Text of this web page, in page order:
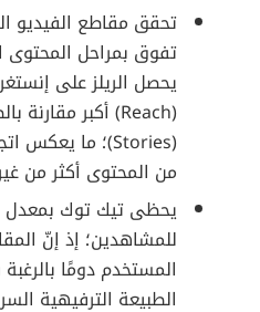
من المنصات إلا بعد
تحتل منصة إنستغرام
مستخدم نشط شهريًا،
بالريلز.
مدة المشاهدة:
إلى 95 دقيقة
القصيرة والتفاعل معها
والمشاركات.